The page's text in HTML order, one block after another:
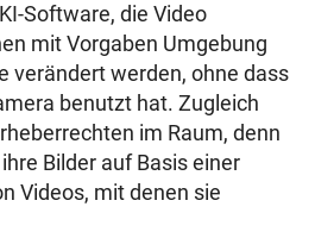
Software, die Video
mit Vorgaben Umgebung
verändert werden, ohne dass
benutzt hat. Zugleich
im Raum, denn
Bilder auf Basis einer
Videos, mit denen sie